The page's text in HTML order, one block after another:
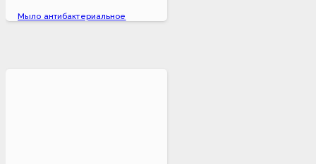
Мыло антибактериальное